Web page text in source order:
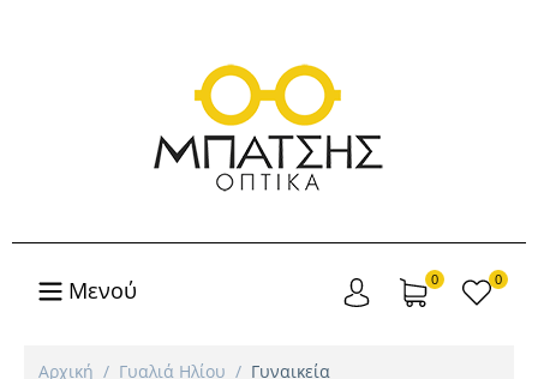
Μενού 0 0
Αρχική / Γυαλιά Ηλίου / Γυναικεία